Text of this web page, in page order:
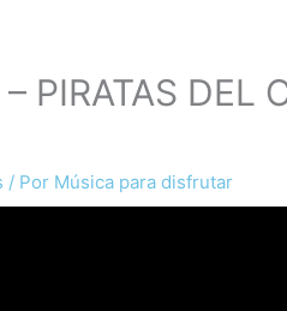
DEL
/ Por Música para disfrutar